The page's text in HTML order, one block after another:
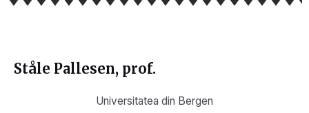
Ståle Pallesen, prof.
Universitatea din Bergen